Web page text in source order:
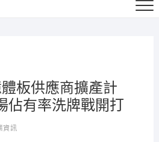
板供應商擴產計
佔有率洗牌戰開打
資訊